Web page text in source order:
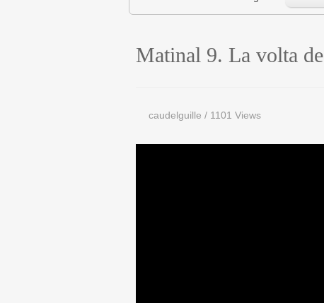
Matinal 9. La volta
caudelguille / 1101 Views